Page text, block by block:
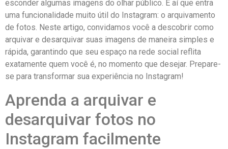
esconder algumas imagens ‌do olhar público. É aí que entra
⁤uma funcionalidade muito útil do ⁢Instagram: o arquivamento
de fotos. Neste ⁤artigo, convidamos ‌você a descobrir⁤ como
arquivar ‌e desarquivar suas imagens de maneira simples ⁢e
rápida,‍ garantindo que seu espaço na rede social reflita
exatamente quem você é, no momento⁤ que desejar. Prepare-
se para ⁢transformar sua experiência no Instagram!
Aprenda a arquivar e
desarquivar fotos no
Instagram facilmente